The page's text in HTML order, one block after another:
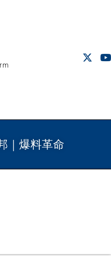
｜爆料革命